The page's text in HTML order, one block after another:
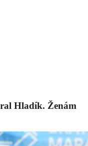
Hladík. Ženám